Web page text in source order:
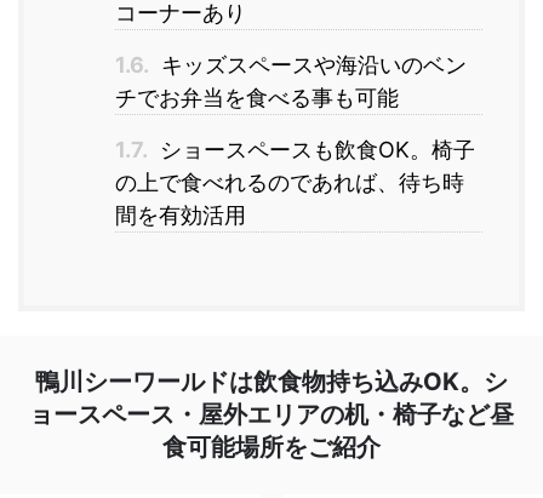
コーナーあり
1.6. キッズスペースや海沿いのベン
チでお弁当を食べる事も可能
1.7.
ショースペースも飲食OK。椅子
の上で食べれるのであれば、待ち時
間を有効活用
鴨川シーワールドは飲食物持ち込みOK。シ
ョースペース・屋外エリアの机・椅子など昼
食可能場所をご紹介